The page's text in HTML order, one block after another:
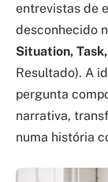
entrevistas de
desconhecido
Situation,
Resultado). A
pergunta
narrativa,
numa história